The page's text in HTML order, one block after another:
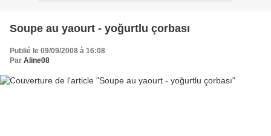
Soupe au yaourt - yoğurtlu çorbası
Publié le 09/09/2008 à 16:08
Par Aline08